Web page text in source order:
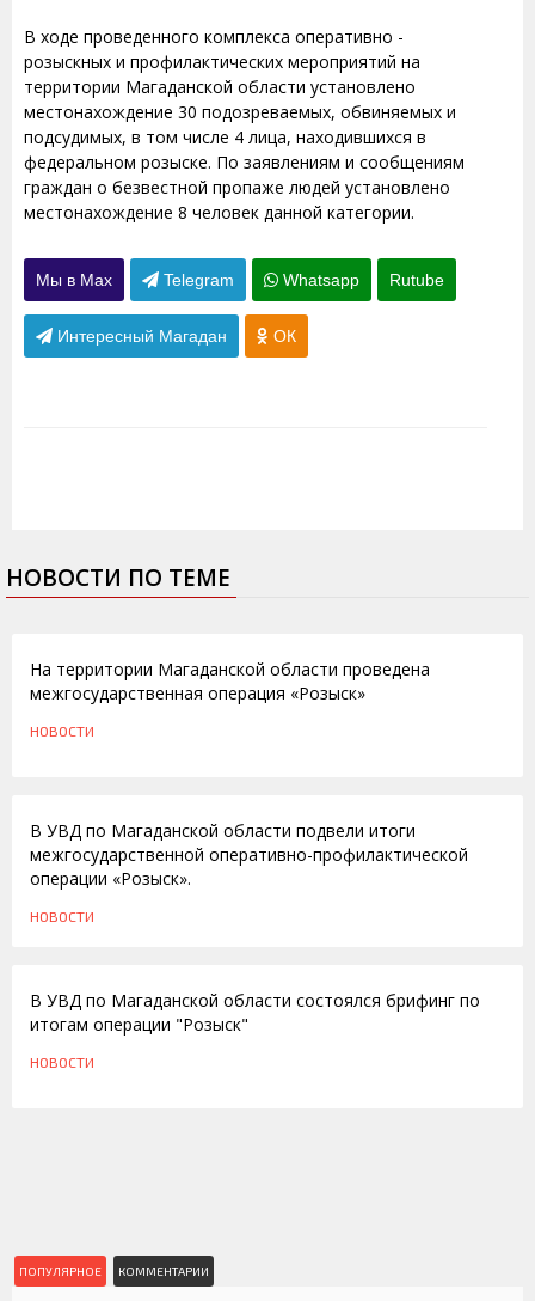
В ходе проведенного комплекса оперативно -
розыскных и профилактических мероприятий на
территории Магаданской области установлено
местонахождение 30 подозреваемых, обвиняемых и
подсудимых, в том числе 4 лица, находившихся в
федеральном розыске. По заявлениям и сообщениям
граждан о безвестной пропаже людей установлено
местонахождение 8 человек данной категории.
Мы в Max Telegram Whatsapp Rutube
Интересный Магадан ОК
НОВОСТИ ПО ТЕМЕ
На территории Магаданской области проведена
межгосударственная операция «Розыск»
НОВОСТИ
В УВД по Магаданской области подвели итоги
межгосударственной оперативно-профилактической
операции «Розыск».
НОВОСТИ
В УВД по Магаданской области состоялся брифинг по
итогам операции "Розыск"
НОВОСТИ
ПОПУЛЯРНОЕ КОММЕНТАРИИ